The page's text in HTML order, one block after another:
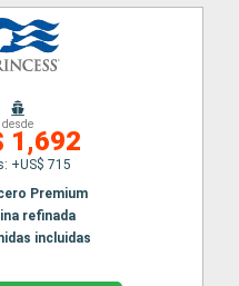
desde
1,692
+US$ 715
Premium
refinada
incluidas